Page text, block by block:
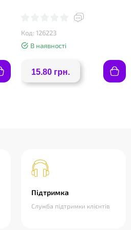
Код: 126223
В наявності
15.80 грн.
Підтримка
Служба підтримки клієнтів